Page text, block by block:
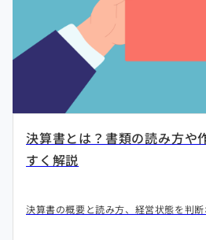
決算書とは？書類の読み方や
すく解説
決算書の概要と読み方、経営状態を判断